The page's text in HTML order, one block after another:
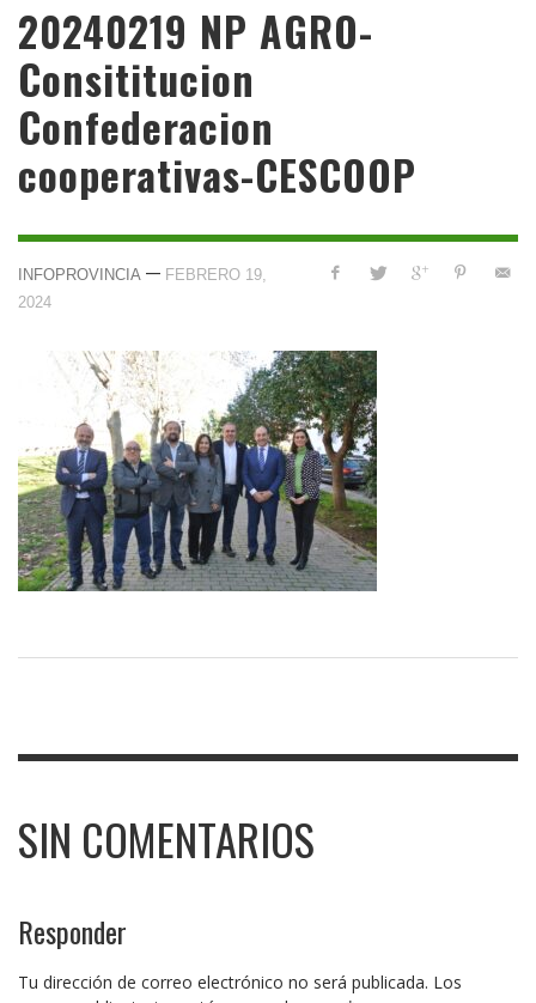
20240219 NP AGRO-
Consititucion
Confederacion
cooperativas-CESCOOP
INFOPROVINCIA — FEBRERO 19,
2024
SIN COMENTARIOS
Responder
Tu dirección de correo electrónico no será publicada. Los